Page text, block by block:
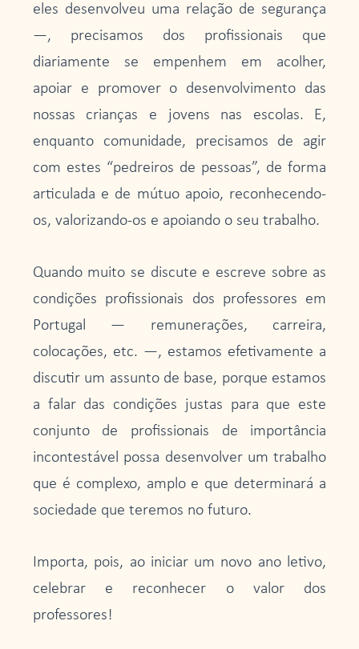
eles desenvolveu uma relação de segurança
—, precisamos dos profissionais que
diariamente se empenhem em acolher,
apoiar e promover o desenvolvimento das
nossas crianças e jovens nas escolas. E,
enquanto comunidade, precisamos de agir
com estes “pedreiros de pessoas”, de forma
articulada e de mútuo apoio, reconhecendo-
os, valorizando-os e apoiando o seu trabalho.
Quando muito se discute e escreve sobre as
condições profissionais dos professores em
Portugal — remunerações, carreira,
colocações, etc. —, estamos efetivamente a
discutir um assunto de base, porque estamos
a falar das condições justas para que este
conjunto de profissionais de importância
incontestável possa desenvolver um trabalho
que é complexo, amplo e que determinará a
sociedade que teremos no futuro.
Importa, pois, ao iniciar um novo ano letivo,
celebrar e reconhecer o valor dos
professores!